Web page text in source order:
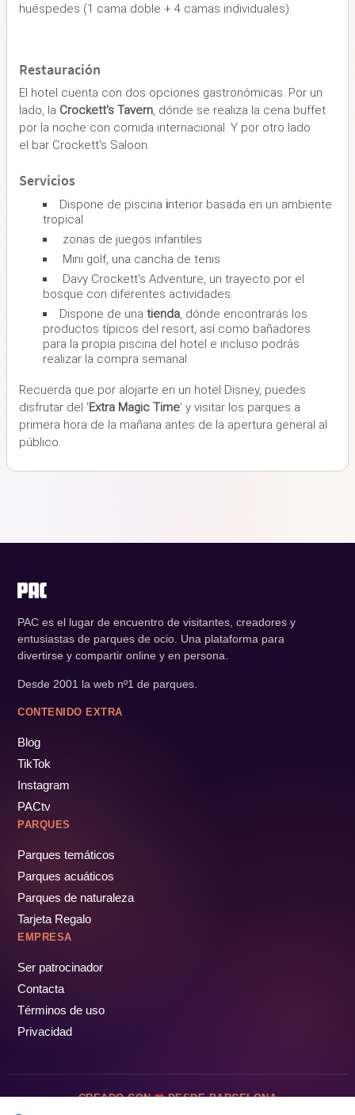
huéspedes (1 cama doble + 4 camas individuales).
Restauración
El hotel cuenta con dos opciones gastronómicas. Por un
lado, la Crockett's Tavern, dónde se realiza la cena buffet
por la noche con comida internacional. Y por otro lado
el bar Crockett's Saloon.
Servicios
Dispone de piscina interior basada en un ambiente
tropical
zonas de juegos infantiles
Mini golf, una cancha de tenis
Davy Crockett's Adventure, un trayecto por el
bosque con diferentes actividades.
Dispone de una tienda, dónde encontrarás los
productos típicos del resort, así como bañadores
para la propia piscina del hotel e incluso podrás
realizar la compra semanal.
Recuerda que por alojarte en un hotel Disney, puedes
disfrutar del 'Extra Magic Time' y visitar los parques a
primera hora de la mañana antes de la apertura general al
público.
PAC es el lugar de encuentro de visitantes, creadores y
entusiastas de parques de ocio. Una plataforma para
divertirse y compartir online y en persona.
Desde 2001 la web nº1 de parques.
CONTENIDO EXTRA
Blog
TikTok
Instagram
PACtv
PARQUES
Parques temáticos
Parques acuáticos
Parques de naturaleza
Tarjeta Regalo
EMPRESA
Ser patrocinador
Contacta
Términos de uso
Privacidad
CREADO CON DESDE BARCELONA